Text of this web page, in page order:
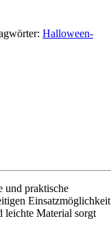
Halloween-
praktische
Einsatzmöglichkeit
leichte Material sorgt